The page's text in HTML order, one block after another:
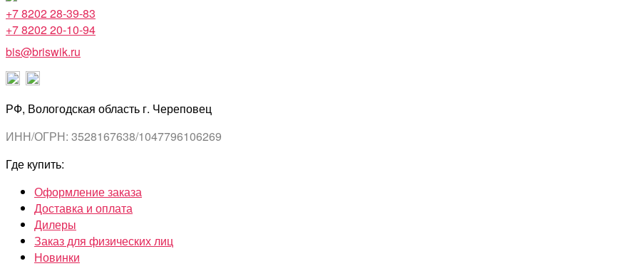
+7 8202 28-39-83
+7 8202 20-10-94
bis@briswik.ru
РФ, Вологодская область г. Череповец
ИНН/ОГРН: 3528167638/1047796106269
Где купить:
Оформление заказа
Доставка и оплата
Дилеры
Заказ для физических лиц
Новинки